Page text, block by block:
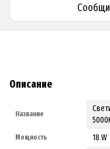
Описание
Название
Мощность 18 W